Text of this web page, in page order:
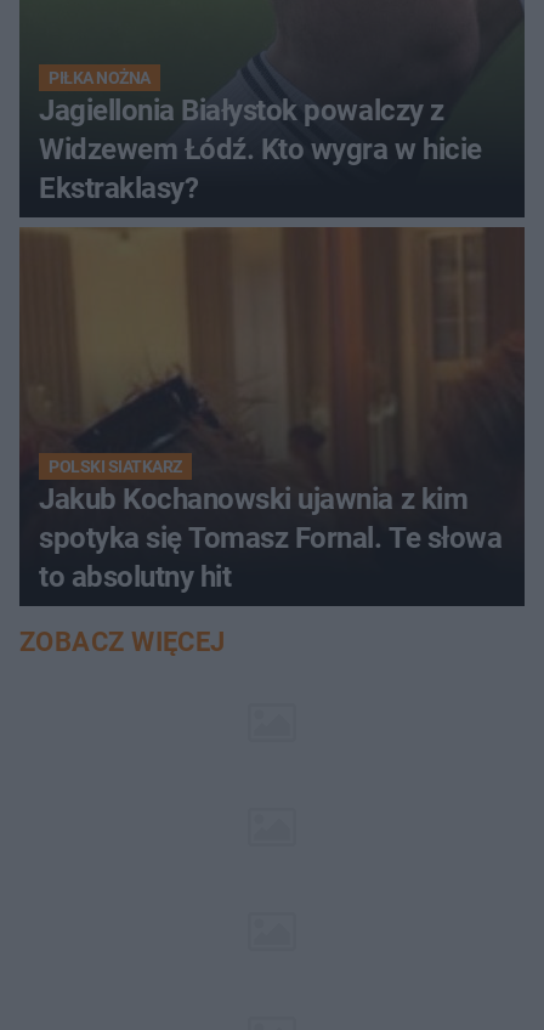
PIŁKA NOŻNA
Jagiellonia Białystok powalczy z
Widzewem Łódź. Kto wygra w hicie
Ekstraklasy?
POLSKI SIATKARZ
Jakub Kochanowski ujawnia z kim
spotyka się Tomasz Fornal. Te słowa
to absolutny hit
ZOBACZ WIĘCEJ